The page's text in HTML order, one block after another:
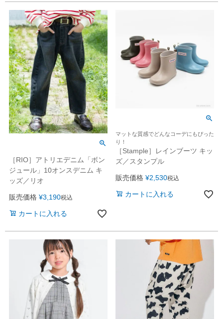
［RIO］アトリエデニム「ボン
ジュール」10オンスデニム キ
ッズ／リオ
販売価格 ¥3,190税込
カートに入れる
マットな質感でどんなコーデにもぴった
り！
［Stample］レインブーツ キッ
ズ／スタンプル
販売価格 ¥2,530税込
カートに入れる